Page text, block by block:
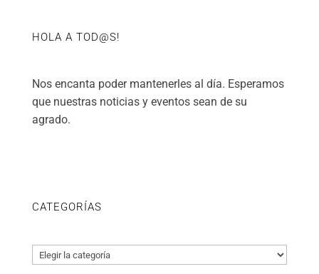
HOLA A TOD@S!
Nos encanta poder mantenerles al día. Esperamos
que nuestras noticias y eventos sean de su
agrado.
CATEGORÍAS
Categorías